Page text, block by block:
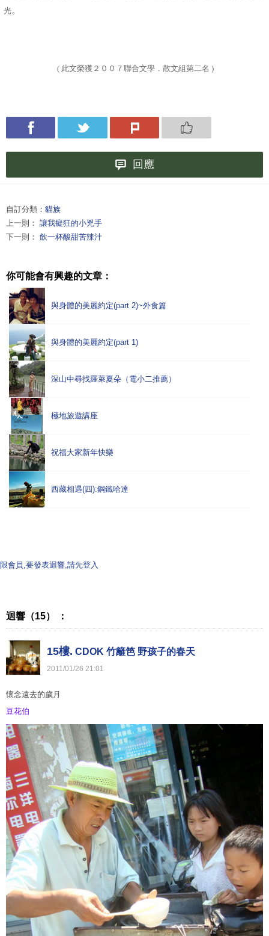
光。
( 此文榮獲２００７聯合文學．散文組第二名 )
回應
自訂分類： 貓族
上一則： 讓我癡狂的小兇手
下一則： 飲一杯酸甜苦辣汁
你可能會有興趣的文章：
與身體的美麗約定(part 2)~外食篇
與身體的美麗約定(part 1)
深山中尋找羅萊夏朵（電小二推薦）
極地旅遊講座
祝福大家新年快樂
西藏相遇(四):鋼鐵哈達
限會員,要發表迴響,請先登入
迴響（15） ：
15樓. CDOK 竹籬笆 野孩子的春天
2011/01/26 21:01
懷念遠去的歲月
豆花伯